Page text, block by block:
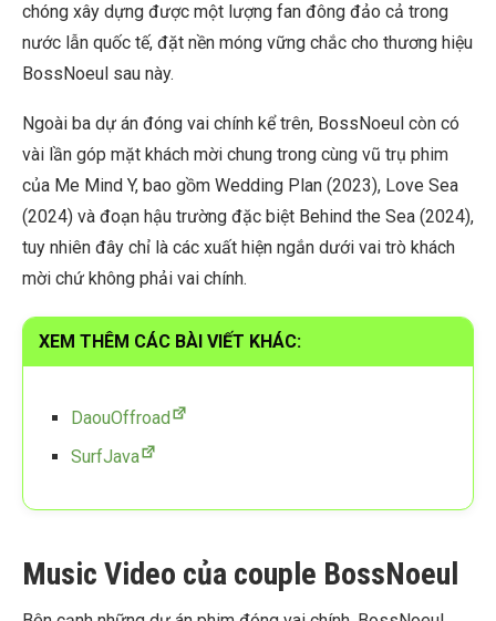
chóng xây dựng được một lượng fan đông đảo cả trong
nước lẫn quốc tế, đặt nền móng vững chắc cho thương hiệu
BossNoeul sau này.
Ngoài ba dự án đóng vai chính kể trên, BossNoeul còn có
vài lần góp mặt khách mời chung trong cùng vũ trụ phim
của Me Mind Y, bao gồm Wedding Plan (2023), Love Sea
(2024) và đoạn hậu trường đặc biệt Behind the Sea (2024),
tuy nhiên đây chỉ là các xuất hiện ngắn dưới vai trò khách
mời chứ không phải vai chính.
XEM THÊM CÁC BÀI VIẾT KHÁC:
DaouOffroad
SurfJava
Music Video của couple BossNoeul